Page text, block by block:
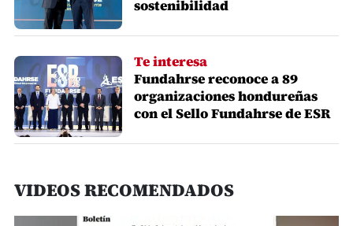
sostenibilidad
Te interesa
Fundahrse reconoce a 89
organizaciones hondureñas
con el Sello Fundahrse de ESR
VIDEOS RECOMENDADOS